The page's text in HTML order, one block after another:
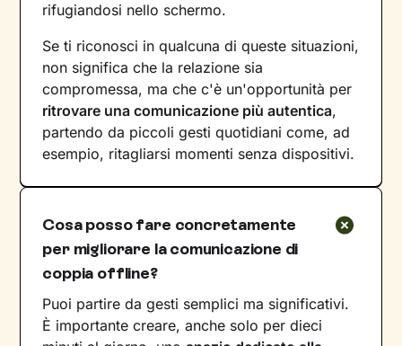
rifugiandosi nello schermo.
Se ti riconosci in qualcuna di queste situazioni,
non significa che la relazione sia
compromessa, ma che c'è un'opportunità per
ritrovare una comunicazione più autentica,
partendo da piccoli gesti quotidiani come, ad
esempio, ritagliarsi momenti senza dispositivi.
Cosa posso fare concretamente
per migliorare la comunicazione di
coppia offline?
Puoi partire da gesti semplici ma significativi.
È importante creare, anche solo per dieci